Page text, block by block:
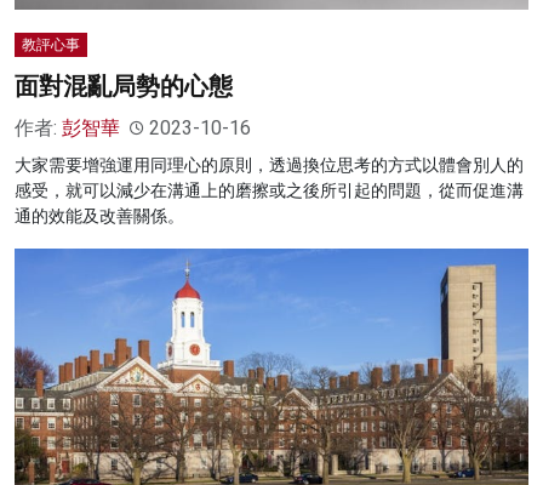
教評心事
面對混亂局勢的心態
作者: 彭智華 2023-10-16
大家需要增強運用同理心的原則，透過換位思考的方式以體會別人的
感受，就可以減少在溝通上的磨擦或之後所引起的問題，從而促進溝
通的效能及改善關係。